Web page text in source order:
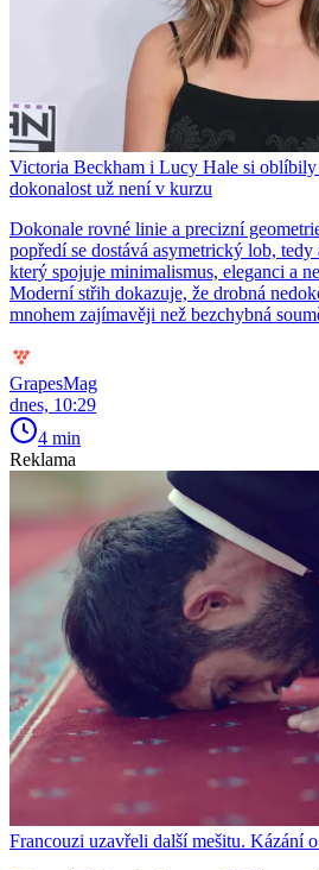
Victoria Beckham i Lucy Hale si
dokonalost už není v kurzu
Dokonale rovné linie a precizní
popředí se dostává asymetrický lob,
který spojuje minimalismus, eleganci a
Moderní střih dokazuje, že drobná
mnohem zajímavěji než bezchybná
GrapesMag
dnes, 10:29
4 min
Reklama
Francouzi uzavřeli další mešitu. Kázání